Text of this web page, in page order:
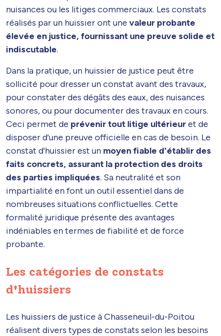
nuisances ou les litiges commerciaux. Les constats
réalisés par un huissier ont une valeur probante
élevée en justice, fournissant une preuve solide et
indiscutable.
Dans la pratique, un huissier de justice peut être
sollicité pour dresser un constat avant des travaux,
pour constater des dégâts des eaux, des nuisances
sonores, ou pour documenter des travaux en cours.
Ceci permet de prévenir tout litige ultérieuret de
disposer d'une preuve officielle en cas de besoin. Le
constat d'huissier est un moyen fiable d'établir des
faits concrets, assurant la protection des droits
des parties impliquées. Sa neutralité et son
impartialité en font un outil essentiel dans de
nombreuses situations conflictuelles. Cette
formalité juridique présente des avantages
indéniables en termes de fiabilité et de force
probante.
Les catégories de constats
d'huissiers
Les huissiers de justice à Chasseneuil-du-Poitou
réalisent divers types de constats selon les besoins